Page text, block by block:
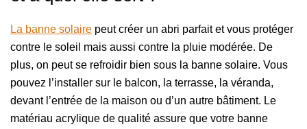
La banne solaire peut créer un abri parfait et vous protéger
contre le soleil mais aussi contre la pluie modérée. De
plus, on peut se refroidir bien sous la banne solaire. Vous
pouvez l’installer sur le balcon, la terrasse, la véranda,
devant l’entrée de la maison ou d’un autre bâtiment. Le
matériau acrylique de qualité assure que votre banne